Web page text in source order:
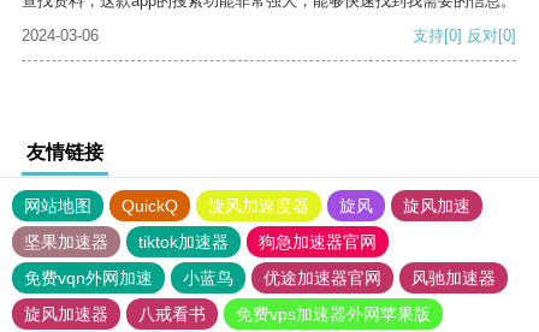
2024-03-06
支持[0] 反对[0]
友情链接
网站地图 QuickQ 旋风加速度器 旋风
旋风加速
坚果加速器
tiktok加速器
狗急加速器官网
免费vqn外网加速
小蓝鸟 优途加速器官网
风驰加速器
旋风加速器
八戒看书
免费vps加速器外网苹果版